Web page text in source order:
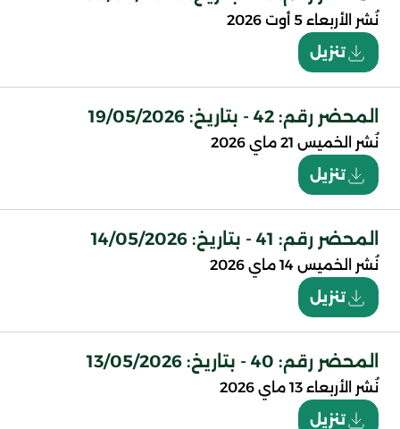
نُشر الأربعاء 5 أوت 2026
تنزيل
المحضر رقم: 42 - بتاريخ: 19/05/2026
نُشر
الخميس 21 ماي 2026
تنزيل
المحضر رقم: 41 - بتاريخ: 14/05/2026
نُشر
الخميس 14 ماي 2026
تنزيل
المحضر رقم: 40 - بتاريخ: 13/05/2026
نُشر الأربعاء 13 ماي 2026
تنزيل